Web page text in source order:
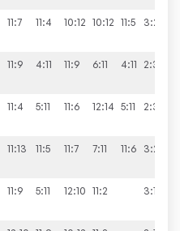
11:7 11:4 10:12 10:12 11:5 3:2
11:9 4:11 11:9 6:11 4:11 2:3
11:4 5:11 11:6 12:14 5:11 2:3
11:13 11:5 11:7 7:11 11:6 3:2
11:9 5:11 12:10 11:2 3:1